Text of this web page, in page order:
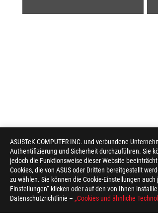
ASUSTeK COMPUTER INC. und verbundene
Authentifizierung und Sicherheit durchzuführen. Sie
jedoch die Funktionsweise dieser Website
Cookies, die von ASUS oder Dritten bereitgestellt
zu wählen. Sie können die Cookie-Einstellungen
Einstellungen“ klicken oder auf den von Ihnen
Datenschutzrichtlinie – „Cookies und ähnliche
ASUS
Footer
> GAMING HEADSETS & AUDIO >